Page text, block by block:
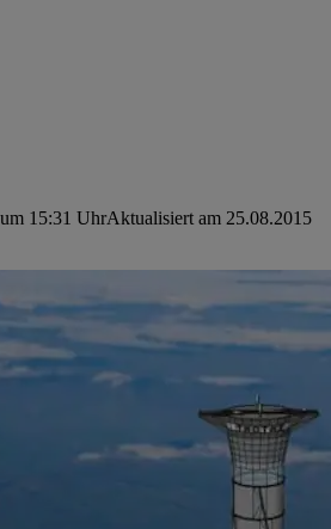
15:31 UhrAktualisiert am 25.08.2015